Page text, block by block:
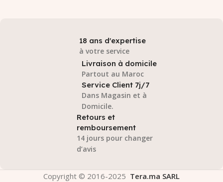
18 ans d'expertise
à votre service
Livraison à domicile
Partout au Maroc
Service Client 7j/7
Dans Magasin et à
Domicile.
Retours et
remboursement
14 jours pour changer
d’avis
Copyright © 2016-2025 Tera.ma SARL